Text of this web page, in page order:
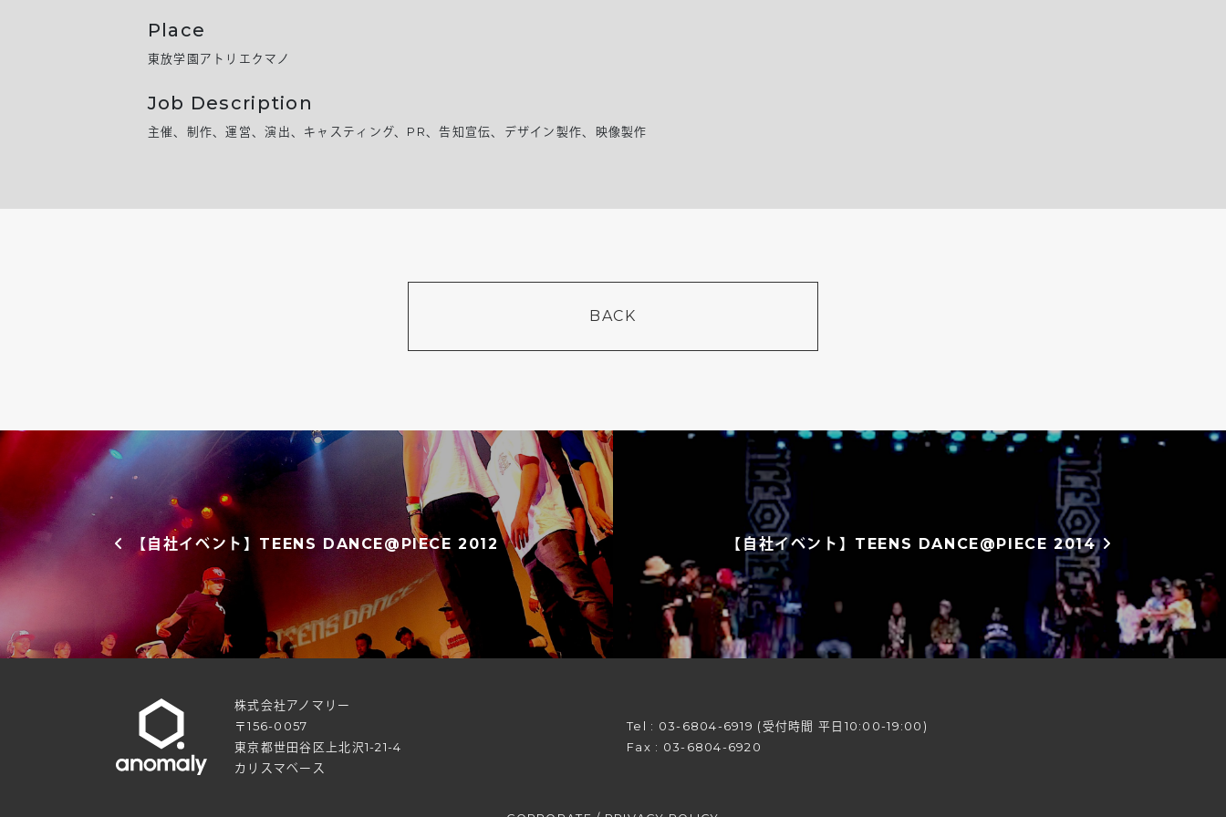
Place
東放学園アトリエクマノ
Job Description
主催、制作、運営、演出、キャスティング、PR、告知宣伝、デザイン製作、映像製作
BACK
投稿ナビゲーション
【自社イベント】TEENS DANCE@PIECE 2012 【自社イベント】TEENS DANCE@PIECE 2014
株式会社アノマリー
〒156-0057
東京都世田谷区上北沢1-21-4
カリスマベース
Tel : 03-6804-6919 (受付時間 平日10:00-19:00)
Fax : 03-6804-6920